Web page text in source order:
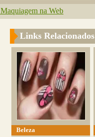
na Web
Links Relacionados
Beleza